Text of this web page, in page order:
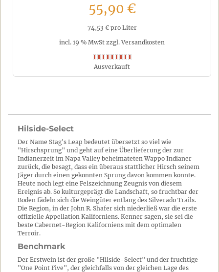
55,90 €
74,53 € pro Liter
incl. 19 % MwSt zzgl. Versandkosten
Ausverkauft
Hilside-Select
Der Name Stag's Leap bedeutet übersetzt so viel wie
"Hirschsprung" und geht auf eine Überlieferung der zur
Indianerzeit im Napa Valley beheimateten Wappo Indianer
zurück, die besagt, dass ein überaus stattlicher Hirsch seinem
Jäger durch einen gekonnten Sprung davon kommen konnte.
Heute noch legt eine Felszeichnung Zeugnis von diesem
Ereignis ab. So kulturgeprägt die Landschaft, so fruchtbar der
Boden fädeln sich die Weingüter entlang des Silverado Trails.
Die Region, in der John R. Shafer sich niederließ war die erste
offizielle Appellation Kaliforniens. Kenner sagen, sie sei die
beste Cabernet-Region Kaliforniens mit dem optimalen
Terroir.
Benchmark
Der Erstwein ist der große "Hilside-Select" und der fruchtige
"One Point Five", der gleichfalls von der gleichen Lage des